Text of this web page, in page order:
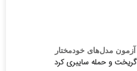
مدل‌های خودمختار
و حمله سایبری کرد